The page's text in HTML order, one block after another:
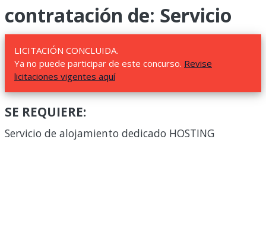
contratación de: Servicio
LICITACIÓN CONCLUIDA.
Ya no puede participar de este concurso. Revise
licitaciones vigentes aquí
SE REQUIERE:
Servicio de alojamiento dedicado HOSTING